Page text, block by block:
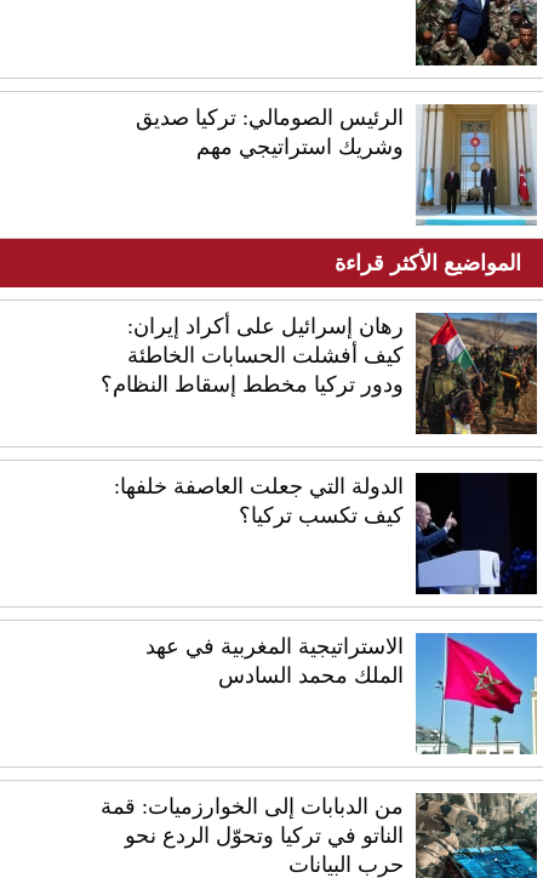
الرئيس الصومالي: تركيا صديق
وشريك استراتيجي مهم
المواضيع الأكثر قراءة
رهان إسرائيل على أكراد إيران:
كيف أفشلت الحسابات الخاطئة
ودور تركيا مخطط إسقاط النظام؟
الدولة التي جعلت العاصفة خلفها:
كيف تكسب تركيا؟
الاستراتيجية المغربية في عهد
الملك محمد السادس
من الدبابات إلى الخوارزميات: قمة
الناتو في تركيا وتحوّل الردع نحو
حرب البيانات